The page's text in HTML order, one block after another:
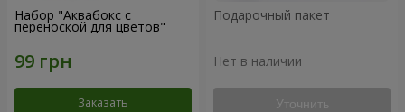
Набор "Аквабокс с
переноской для цветов"
Заказать
Подарочный пакет
Нет в наличии
Уточнить